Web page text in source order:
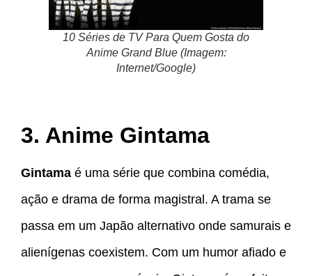
10 Séries de TV Para Quem Gosta do
Anime Grand Blue (Imagem:
Internet/Google)
3. Anime Gintama
Gintama é uma série que combina comédia,
ação e drama de forma magistral. A trama se
passa em um Japão alternativo onde samurais e
alienígenas coexistem. Com um humor afiado e